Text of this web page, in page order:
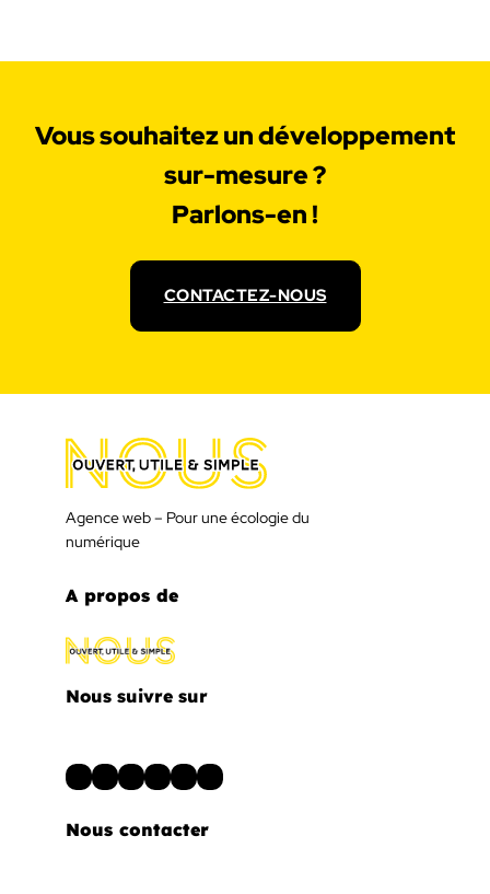
Vous souhaitez un développement
sur-mesure ?
Parlons-en !
CONTACTEZ-NOUS
Agence web – Pour une écologie du
numérique
A propos de
Nous suivre sur
LinkedIn Facebook InstagramWordPress Youtube Pinterest
Nous contacter